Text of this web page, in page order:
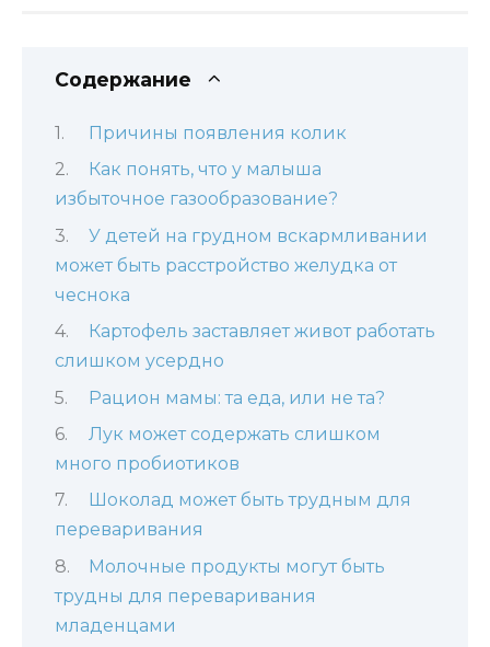
Содержание
Причины появления колик
Как понять, что у малыша
избыточное газообразование?
У детей на грудном вскармливании
может быть расстройство желудка от
чеснока
Картофель заставляет живот работать
слишком усердно
Рацион мамы: та еда, или не та?
Лук может содержать слишком
много пробиотиков
Шоколад может быть трудным для
переваривания
Молочные продукты могут быть
трудны для переваривания
младенцами